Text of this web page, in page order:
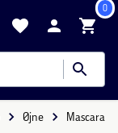
0
Øjne Mascara